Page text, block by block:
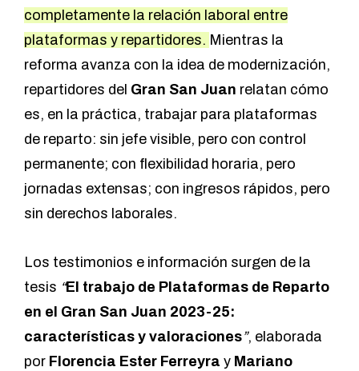
completamente la relación laboral entre
plataformas y repartidores. Mientras la
reforma avanza con la idea de modernización,
repartidores del Gran San Juan relatan cómo
es, en la práctica, trabajar para plataformas
de reparto: sin jefe visible, pero con control
permanente; con flexibilidad horaria, pero
jornadas extensas; con ingresos rápidos, pero
sin derechos laborales.
Los testimonios e información surgen de la
tesis “El trabajo de Plataformas de Reparto
en el Gran San Juan 2023-25:
características y valoraciones”, elaborada
por Florencia Ester Ferreyra y Mariano